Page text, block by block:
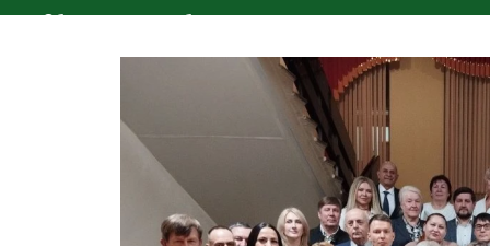
Общественные наблюдения